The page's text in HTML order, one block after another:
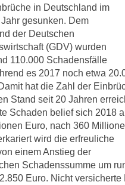
in Deutschland im
gesunken. Dem
der Deutschen
(GDV) wurden
110.000 Schadensfälle
es 2017 noch etwa
hat die Zahl der
Stand seit 20 Jahren
Schaden belief sich 2018
Euro, nach 360
wird die erfreuliche
einem Anstieg der
Schadenssumme um
Euro. Nicht versicherte